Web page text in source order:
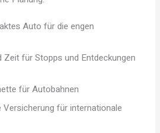
Auto für die engen
Zeit für Stopps und Entdeckungen
für Autobahnen
Versicherung für internationale